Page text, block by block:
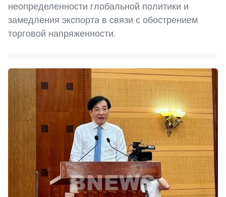
неопределенности глобальной политики и
замедления экспорта в связи с обострением
торговой напряженности.